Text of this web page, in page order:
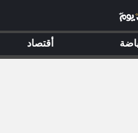
أقتصاد